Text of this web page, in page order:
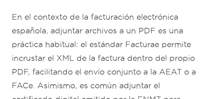
En el contexto de la facturación electrónica
española, adjuntar archivos a un PDF es una
práctica habitual: el estándar Facturae permite
incrustar el XML de la factura dentro del propio
PDF, facilitando el envío conjunto a la AEAT o a
FACe. Asimismo, es común adjuntar el